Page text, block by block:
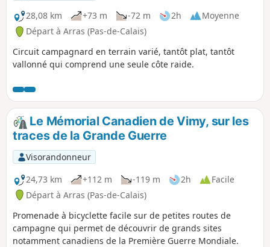
28,08 km
+73 m -72 m 2h
Moyenne
Départ à Arras (Pas-de-Calais)
Circuit campagnard en terrain varié, tantôt plat, tantôt
vallonné qui comprend une seule côte raide.
Le Mémorial Canadien de Vimy, sur les
traces de la Grande Guerre
Visorandonneur
24,73 km
+112 m -119 m 2h
Facile
Départ à Arras (Pas-de-Calais)
Promenade à bicyclette facile sur de petites routes de
campagne qui permet de découvrir de grands sites
notamment canadiens de la Première Guerre Mondiale.